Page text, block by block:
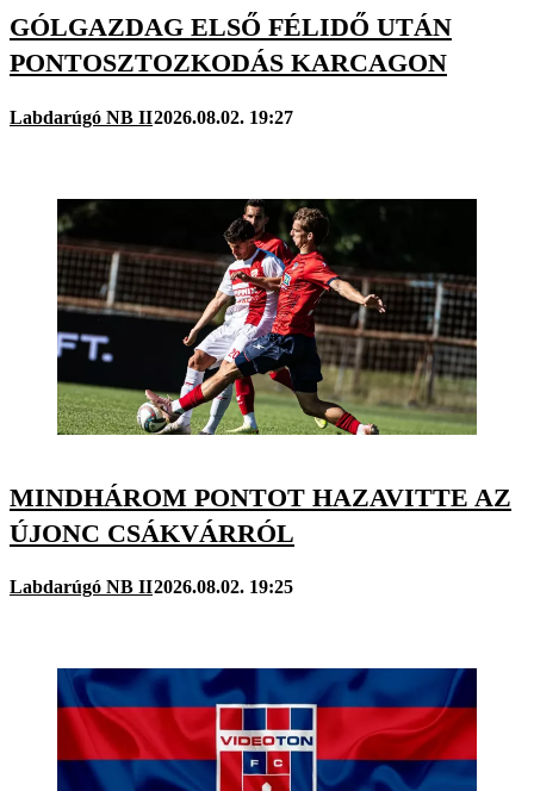
GÓLGAZDAG ELSŐ FÉLIDŐ UTÁN
PONTOSZTOZKODÁS KARCAGON
Labdarúgó NB II2026.08.02. 19:27
MINDHÁROM PONTOT HAZAVITTE AZ
ÚJONC CSÁKVÁRRÓL
Labdarúgó NB II2026.08.02. 19:25